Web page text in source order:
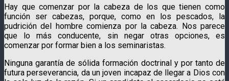
Hay que comenzar por la cabeza de los que tienen como
función ser cabezas, porque, como en los pescados, la
pudrición del hombre comienza por la cabeza. Nos parece
que lo más conducente, sin negar otras opciones, es
comenzar por formar bien a los seminaristas.
Ninguna garantía de sólida formación doctrinal y por tanto de
futura perse­verancia, da un joven incapaz de llegar a Dios con